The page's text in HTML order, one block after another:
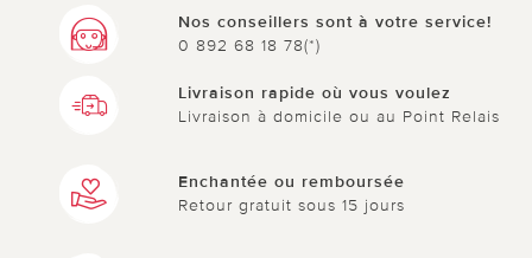
Nos conseillers sont à votre service!
0 892 68 18 78(*)
Livraison rapide où vous voulez
Livraison à domicile ou au Point Relais
Enchantée ou remboursée
Retour gratuit sous 15 jours